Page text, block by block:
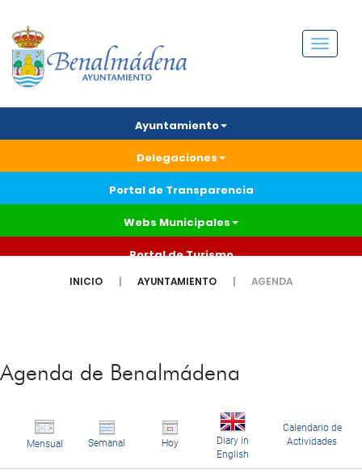
Menú
Ayuntamiento
Delegaciones
Portal de Transparencia
Webs Municipales
Portal de Turismo
INICIO AYUNTAMIENTO AGENDA
Agenda de Benalmádena
Mensual Semanal Hoy
Diary in
English
Calendario de
Actividades